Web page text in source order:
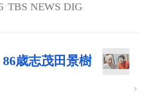
TBS NEWS DIG
86歳志茂田景樹